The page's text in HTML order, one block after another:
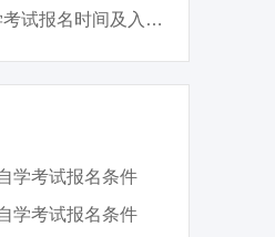
2026年4月各省自学考试报名时间及入口汇总
学考试报名条件
学考试报名条件